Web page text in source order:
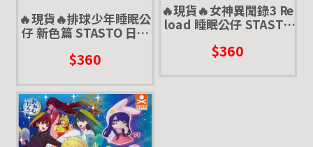
🔥現貨🔥排球少年睡眠公
仔 新色篇 STASTO 日向
對決 劇場版
$360
🔥現貨🔥女神異聞錄3 Re
load 睡眠公仔 STASTO
岳羽 由加莉 會長
$360